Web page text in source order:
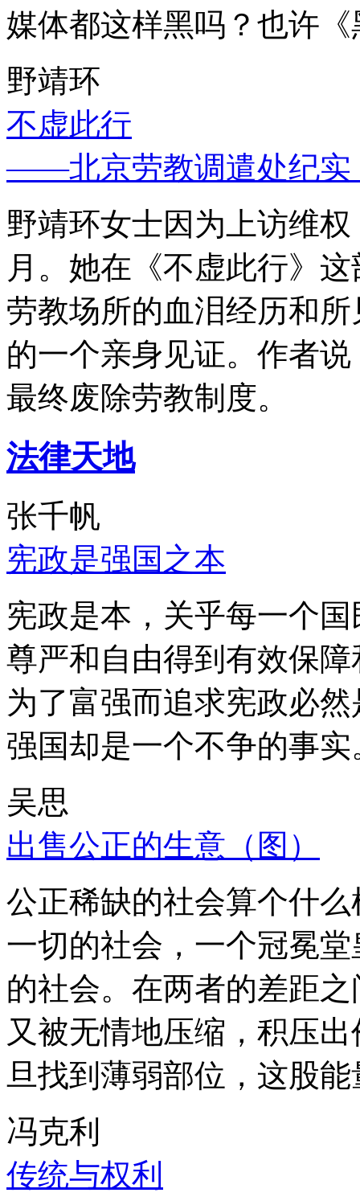
媒体都这样黑吗？也许
野靖环
不虚此行
——北京劳教调遣处纪实
野靖环女士因为上访维
月。她在《不虚此行》
劳教场所的血泪经历和
的一个亲身见证。作者
最终废除劳教制度。
法律天地
张千帆
宪政是强国之本
宪政是本，关乎每一个
尊严和自由得到有效保
为了富强而追求宪政必
强国却是一个不争的事实
吴思
出售公正的生意（图）
公正稀缺的社会算个什
一切的社会，一个冠冕
的社会。在两者的差距
又被无情地压缩，积压
旦找到薄弱部位，这股
冯克利
传统与权利